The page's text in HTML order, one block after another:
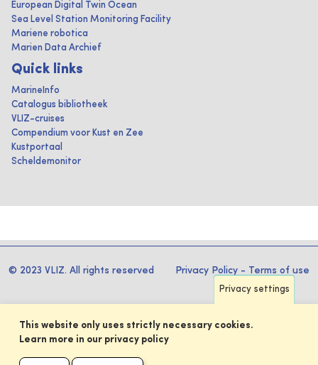
European Digital Twin Ocean
Sea Level Station Monitoring Facility
Mariene robotica
Marien Data Archief
Quick links
MarineInfo
Catalogus bibliotheek
VLIZ-cruises
Compendium voor Kust en Zee
Kustportaal
Scheldemonitor
© 2023 VLIZ. All rights reserved Privacy Policy - Terms of use
Privacy settings
This website only uses strictly necessary cookies.
Learn more in our privacy policy